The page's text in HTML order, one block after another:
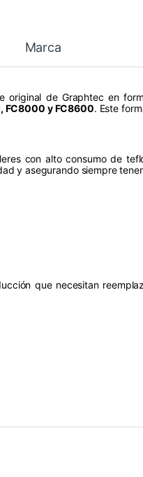
Marca
original de Graphtec en
FC8000 y FC8600. Este
con alto consumo de
y asegurando siempre
que necesitan